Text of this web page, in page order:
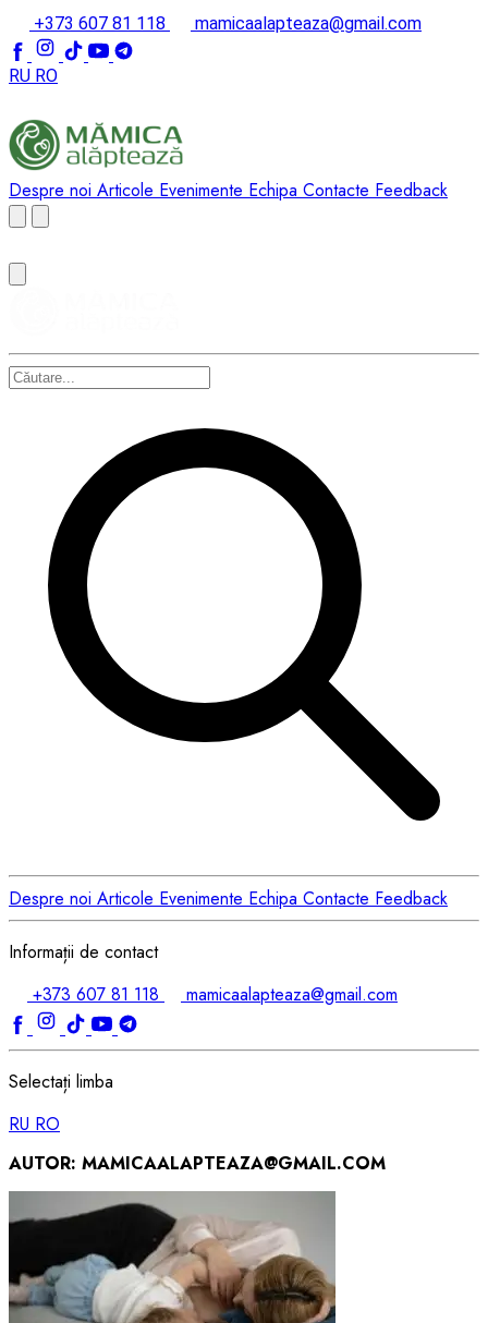
+373 607 81 118 mamicaalapteaza@gmail.com
RU RO
Despre noi Articole Evenimente Echipa Contacte Feedback
Despre noi Articole Evenimente Echipa Contacte Feedback
Informații de contact
+373 607 81 118
mamicaalapteaza@gmail.com
Selectați limba
RU RO
AUTOR: MAMICAALAPTEAZA@GMAIL.COM